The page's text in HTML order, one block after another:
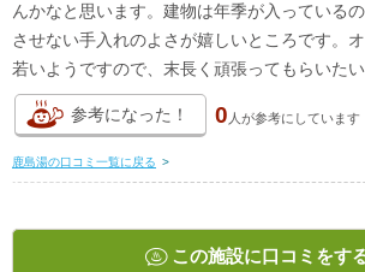
んかなと思います。建物は年季が入っている
させない手入れのよさが嬉しいところです。
若いようですので、末長く頑張ってもらいたい
参考になった！ 0 人が参考にしています
鹿島湯の口コミ一覧に戻る >
この施設に口コミをす